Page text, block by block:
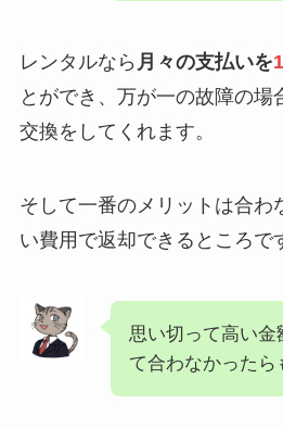
レンタルなら 月々の支払いを
とができ、万が一の故障の場
交換をしてくれます。
そして一番のメリットは合わ
い費用で返却できるところで
思い切って高い金
て合わなかった